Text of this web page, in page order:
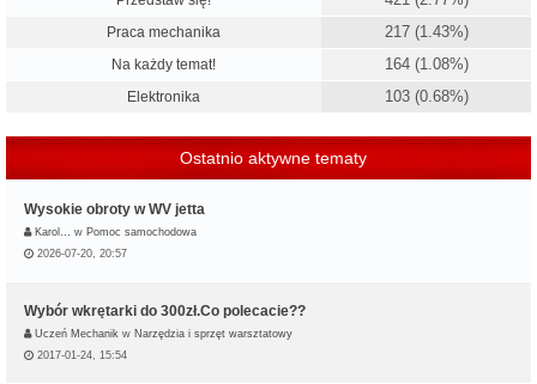
Praca mechanika 217 (1.43%)
Na każdy temat! 164 (1.08%)
Elektronika 103 (0.68%)
Ostatnio aktywne tematy
Wysokie obroty w WV jetta
Karol… w Pomoc samochodowa
2026-07-20, 20:57
Wybór wkrętarki do 300zł.Co polecacie??
Uczeń Mechanik w Narzędzia i sprzęt warsztatowy
2017-01-24, 15:54